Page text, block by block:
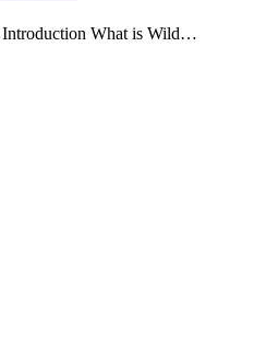
Introduction What is Wild…